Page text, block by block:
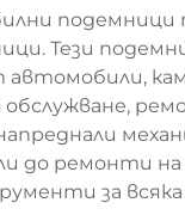
подемници
Тези
до ремонти
за